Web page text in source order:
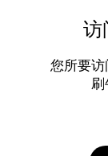
访
您所要
刷